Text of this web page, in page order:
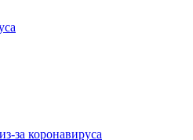
за коронавируса